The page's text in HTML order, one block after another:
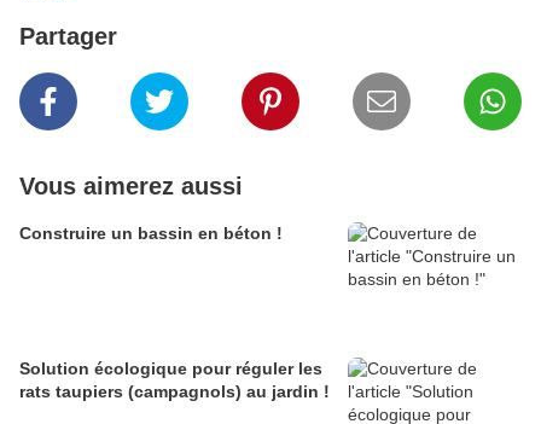
Partager
Vous aimerez aussi
Construire un bassin en béton !
Solution écologique pour réguler les
rats taupiers (campagnols) au jardin !